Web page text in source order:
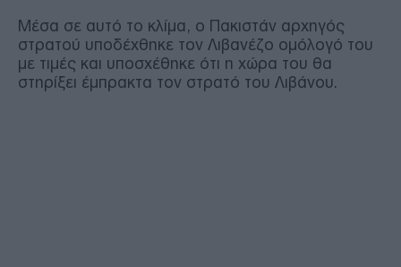
Μέσα σε αυτό το κλίμα, ο Πακιστάν αρχηγός
στρατού υποδέχθηκε τον Λιβανέζο ομόλογό του
με τιμές και υποσχέθηκε ότι η χώρα του θα
στηρίξει έμπρακτα τον στρατό του Λιβάνου.